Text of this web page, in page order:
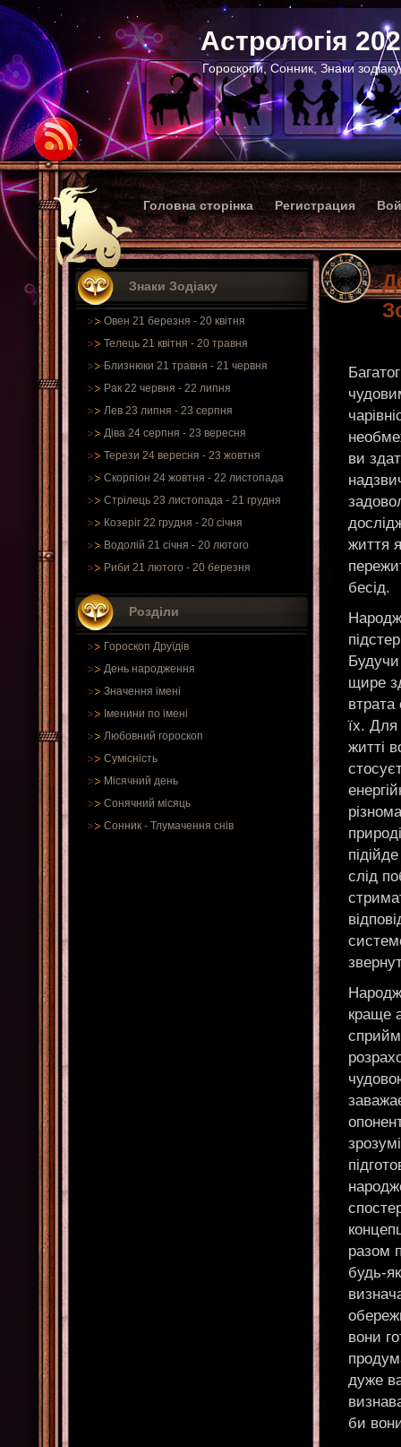
Астрологія
Гороскопи, Сонник, Знаки
Головна сторінка Регистрация
Знаки Зодіаку
Овен 21 березня - 20 квітня
Телець 21 квітня - 20 травня
Близнюки 21 травня - 21 червня
Рак 22 червня - 22 липня
Лев 23 липня - 23 серпня
Діва 24 серпня - 23 вересня
Терези 24 вересня - 23 жовтня
Скорпіон 24 жовтня - 22 листопада
Стрілець 23 листопада - 21 грудня
Козеріг 22 грудня - 20 січня
Водолій 21 січня - 20 лютого
Риби 21 лютого - 20 березня
Розділи
Гороскоп Друїдів
День народження
Значення імені
Іменини по імені
Любовний гороскоп
Сумісність
Місячний день
Сонячний місяць
Сонник - Тлумачення снів
ви
життя
бесід.
щире
втрата
їх. Для
житті
слід
краще
разом
будь-
вони
дуже
би